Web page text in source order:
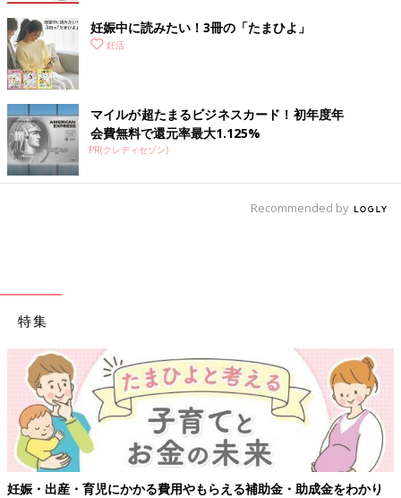
妊娠中に読みたい！3冊の「たまひよ」
妊活
マイルが超たまるビジネスカード！初年度年
会費無料で還元率最大1.125%
PR(クレディセゾン)
Recommended by
特集
【ワクチン接種できるものも】妊婦の感染症対策、知っておい